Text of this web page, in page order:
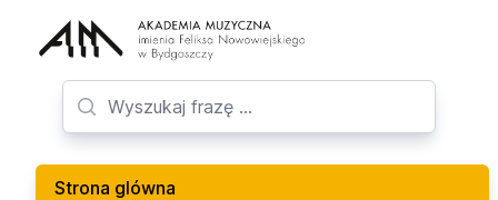
Strona glówna